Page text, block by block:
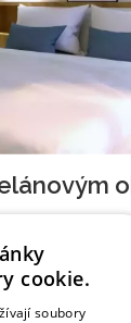
cookie.
soubory